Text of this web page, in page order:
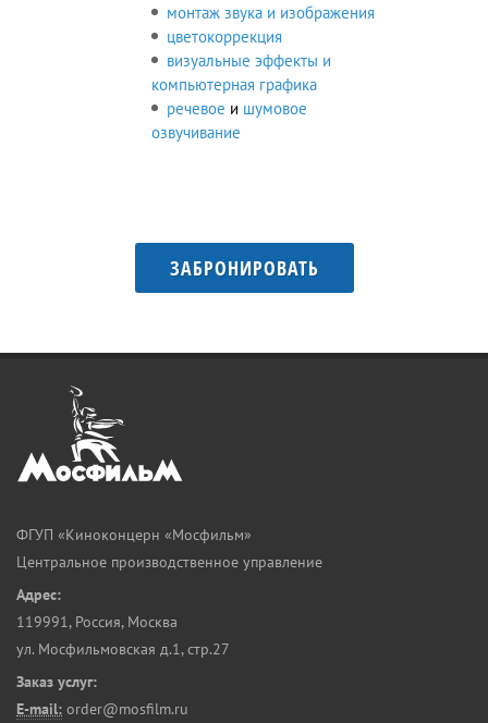
монтаж звука и изображения
цветокоррекция
визуальные эффекты и
компьютерная графика
речевое и шумовое
озвучивание
ЗАБРОНИРОВАТЬ
ФГУП «Киноконцерн «Мосфильм»
Центральное производственное управление
Адрес:
119991, Россия, Москва
ул. Мосфильмовская д.1, стр.27
Заказ услуг:
E-mail: order@mosfilm.ru